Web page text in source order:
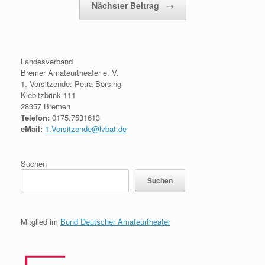
Nächster Beitrag →
Landesverband
Bremer Amateurtheater e. V.
1. Vorsitzende: Petra Börsing
Kiebitzbrink 111
28357 Bremen
Telefon: 0175.7531613
eMail: 1.Vorsitzende@lvbat.de
Suchen
Suchen
Mitglied im Bund Deutscher Amateurtheater